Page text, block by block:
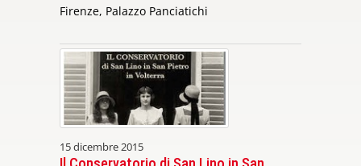
Firenze, Palazzo Panciatichi
15 dicembre 2015